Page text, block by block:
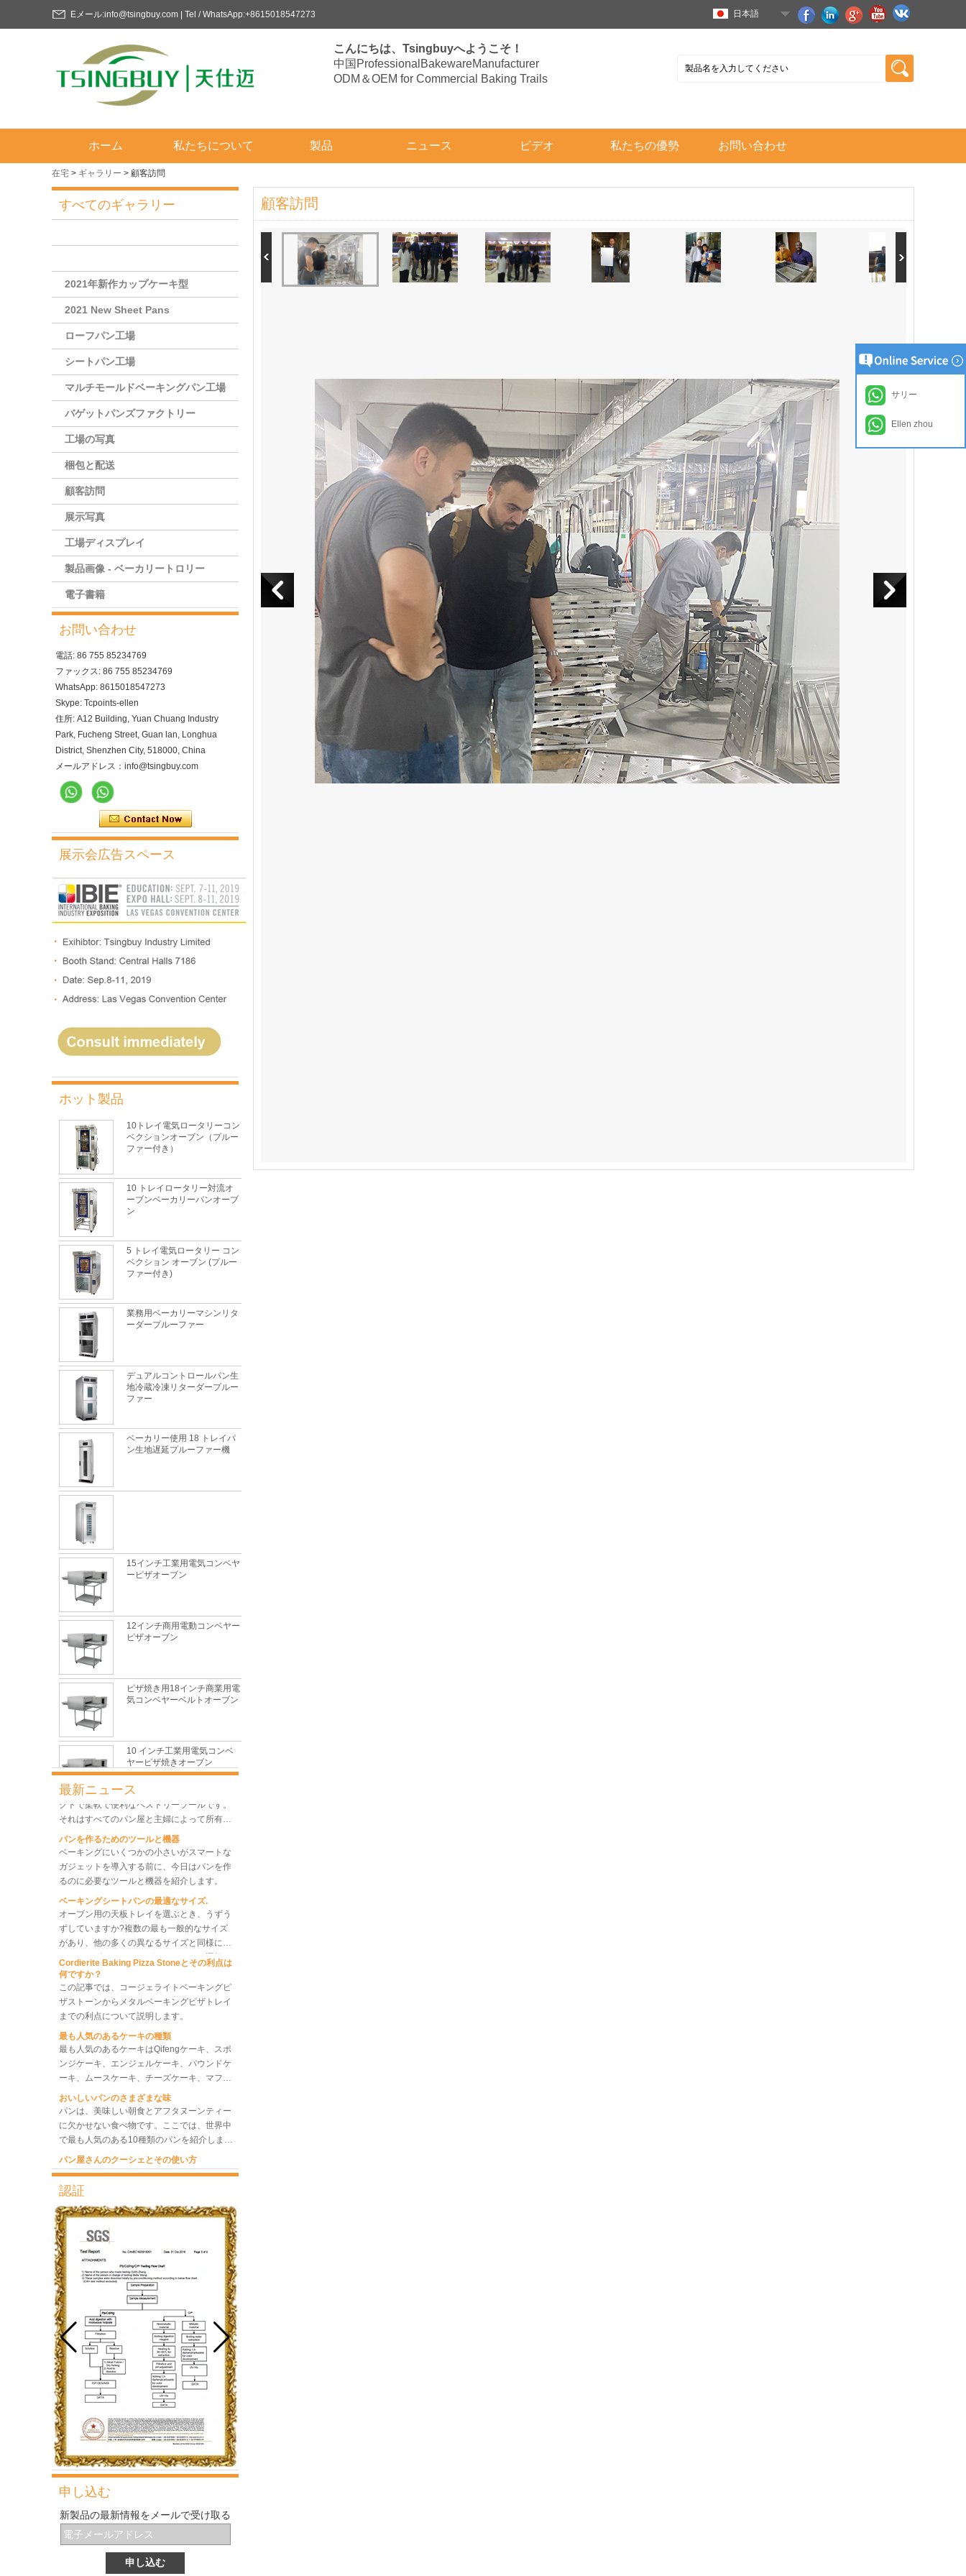
Eメール:info@tsingbuy.com | Tel / WhatsApp:+8615018547273 日本語
こんにちは、Tsingbuyへようこそ！
中国ProfessionalBakewareManufacturer
ODM＆OEM for Commercial Baking Trails
ホーム 私たちについて 製品 ニュース ビデオ 私たちの優勢 お問い合わせ
在宅 > ギャラリー > 顧客訪問
すべてのギャラリー
2021年新作カップケーキ型
2021 New Sheet Pans
ローフパン工場
シートパン工場
マルチモールドベーキングパン工場
バゲットパンズファクトリー
工場の写真
梱包と配送
顧客訪問
展示写真
工場ディスプレイ
製品画像 - ベーカリートロリー
電子書籍
お問い合わせ
電話: 86 755 85234769
ファックス: 86 755 85234769
WhatsApp: 8615018547273
Skype: Tcpoints-ellen
住所: A12 Building, Yuan Chuang Industry
Park, Fucheng Street, Guan lan, Longhua
District, Shenzhen City, 518000, China
メールアドレス：info@tsingbuy.com
展示会広告スペース
ホット製品
10トレイ電気ロータリーコン
ベクションオーブン（プルー
ファー付き）
10 トレイロータリー対流オ
ーブンベーカリーパンオーブ
ン
5 トレイ電気ロータリー コン
ベクション オーブン (プルー
ファー付き)
業務用ベーカリーマシンリタ
ーダープルーファー
デュアルコントロールパン生
地冷蔵冷凍リターダープルー
ファー
ベーカリー使用 18 トレイパ
ン生地遅延プルーファー機
15インチ工業用電気コンベヤ
ーピザオーブン
12インチ商用電動コンベヤー
ピザオーブン
ピザ焼き用18インチ商業用電
気コンベヤーベルトオーブン
10 インチ工業用電気コンベ
ヤーピザ焼きオーブン
産業用商業ステンレス鋼コン
ベヤーピザ焼きオーブン
ベーカリー対流オーブン 10
トレイ回転ラックオーブン
8トレイ業務用対流オーブン
電気パン焼きオーブン
最新ニュース
天板のトレイに最適な金属素材は何ですか?
これは完全に真実です。金属製の天板は、食
品に安全で、優れた熱伝導率、優れた耐久
性、長寿命、低価格という特徴を備えてお
り、依然として天板市場で主導的な役割を果
たしています。
最も一般的な問題と製パン中の10の理由
この箇所では、最も一般的な問題とその原因
について説明します。
グルテン形成に影響する主な要因は何ですか
毎日のベーキングで最も一般的で基本的な材
料の1つとして、小麦粉は見た目ほど単純で
はないため、パンの性能を制御するのは非常
に困難です。
伝統的なデンマークの生地の泡立て器とは何
ですか？
伝統的な大まかな泡立て器は、安価でコンパ
クトで柔軟で便利なペストリーツールです。
それはすべてのパン屋と主婦によって所有さ
れるに値します。
パンを作るためのツールと機器
ベーキングにいくつかの小さいがスマートな
ガジェットを導入する前に、今日はパンを作
るのに必要なツールと機器を紹介します。
ベーキングシートパンの最適なサイズ.
オーブン用の天板トレイを選ぶとき、うずう
ずしていますか?複数の最も一般的なサイズ
があり、他の多くの異なるサイズと同様に、
どのサイズのベーキングシートパンを選択す
る必要がありますか?さまざまなサイズのベ
ーキング トレイの中で、最適なものと最適な
ものを選択したり、いくつかの異なるサイズ
のシート トレイのセットを選択したりして、
最高のベーキング パフォーマンスと最高のベ
ようにするために、何に注意する必要があり
ますか?より多くのトレイをバーリングし、
私たちの労力を可能な限り節約します。
Cordierite Baking Pizza Stoneとその利点は
何ですか？
この記事では、コージェライトベーキングピ
ザストーンからメタルベーキングピザトレイ
までの利点について説明します。
最も人気のあるケーキの種類
最も人気のあるケーキはQifengケーキ、スポ
ンジケーキ、エンジェルケーキ、パウンドケ
ーキ、ムースケーキ、チーズケーキ、マフィ
ンケーキ、Bundtケーキです。
おいしいパンのさまざまな味
パンは、美味しい朝食とアフタヌーンティー
に欠かせない食べ物です。ここでは、世界中
で最も人気のある10種類のパンを紹介しま
す。
パン屋さんのクーシェとその使い方
ベーカリーには高品質のベーキングカウチが
欠かせません。ここで私たちはあなたにベー
キングカウチメーカーからのパッセンジャー
をお届けします。私たちは最も自然な素材で
あり、パンのカウチとしてふさわしいリネン
ブレッドベーキングカウチの情報と使用法を
共有します。
天板のトレイに最適な金属素材は何ですか?
これは完全に真実です。金属製の天板は、食
品に安全で、優れた熱伝導率、優れた耐久
性、長寿命、低価格という特徴を備えてお
り、依然として天板市場で主導的な役割を果
たしています。
最も一般的な問題と製パン中の10の理由
この箇所では、最も一般的な問題とその原因
について説明します。
グルテン形成に影響する主な要因は何ですか
毎日のベーキングで最も一般的で基本的な材
料の1つとして、小麦粉は見た目ほど単純で
はないため、パンの性能を制御するのは非常
に困難です。
伝統的なデンマークの生地の泡立て器とは何
ですか？
伝統的な大まかな泡立て器は、安価でコンパ
クトで柔軟で便利なペストリーツールです。
それはすべてのパン屋と主婦によって所有さ
れるに値します。
パンを作るためのツールと機器
ベーキングにいくつかの小さいがスマートな
ガジェットを導入する前に、今日はパンを作
るのに必要なツールと機器を紹介します。
ベーキングシートパンの最適なサイズ.
オーブン用の天板トレイを選ぶとき、うずう
ずしていますか?複数の最も一般的なサイズ
があり、他の多くの異なるサイズと同様に、
どのサイズのベーキングシートパンを選択す
Cordierite Baking Pizza Stoneとその利点は
認証
申し込む
新製品の最新情報をメールで受け取る
顧客訪問
サリー
Ellen zhou